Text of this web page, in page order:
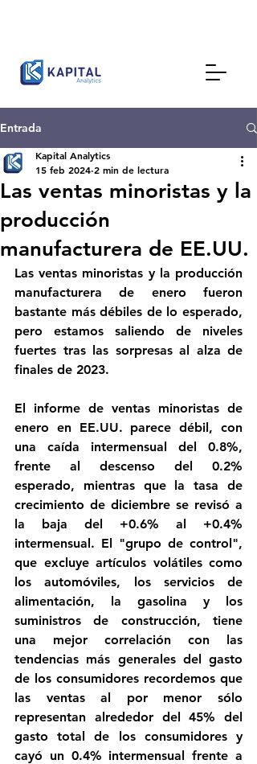
Entrada
Las ventas minoristas y la
producción
manufacturera de EE.UU.
Kapital Analytics
15 feb 2024 2 min de lectura
Las ventas minoristas y la producción
manufacturera de enero fueron
bastante más débiles de lo esperado,
pero estamos saliendo de niveles
fuertes tras las sorpresas al alza de
finales de 2023.
El informe de ventas minoristas de
enero en EE.UU. parece débil, con
una caída intermensual del 0.8%,
frente al descenso del 0.2%
esperado, mientras que la tasa de
crecimiento de diciembre se revisó a
la baja del +0.6% al +0.4%
intermensual. El "grupo de control",
que excluye artículos volátiles como
los automóviles, los servicios de
alimentación, la gasolina y los
suministros de construcción, tiene
una mejor correlación con las
tendencias más generales del gasto
de los consumidores recordemos que
las ventas al por menor sólo
representan alrededor del 45% del
gasto total de los consumidores y
cayó un 0.4% intermensual frente a